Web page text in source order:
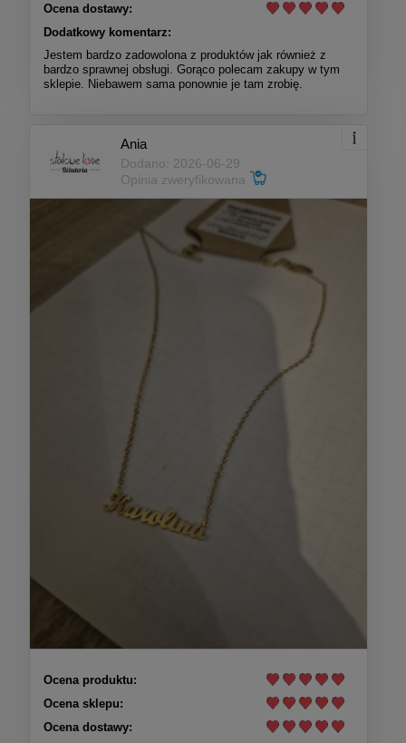
Ocena dostawy:
Dodatkowy komentarz:
Jestem bardzo zadowolona z produktów jak również z
bardzo sprawnej obsługi. Gorąco polecam zakupy w tym
sklepie. Niebawem sama ponownie je tam zrobię.
Ania
Dodano: 2026-06-29
Opinia zweryfikowana
Ocena produktu:
Ocena sklepu:
Ocena dostawy: